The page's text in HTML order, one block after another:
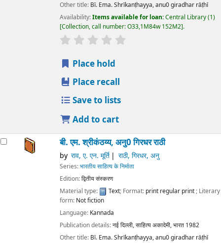
Other title: Bī. Ema. Shrīkanṭhayya, anu0 giradhar rāṭhī
Availability:Items available for loan:Central Library(1)
Collection, call number:O33,1M84w 152M2 .
star rating
Place hold
Place recall
Save to lists
Add to cart
बी. एम. श्रीकंठय्य, अनु0 गिरधर राठी
by राव, ए. एन. मूर्ति राठी, गिरधर, अनु
Series:भारतीय साहित्य के निर्माता
Edition:द्वितीय संस्करण
Material type:
Text; Format: print regular print; Literary
form: Not fiction
Language: Kannada
Publication details:नई दिल्ली,साहित्य अकादेमी, भारत 1982
Other title: Bī. Ema. Shrīkanṭhayya, anu0 giradhar rāṭhī